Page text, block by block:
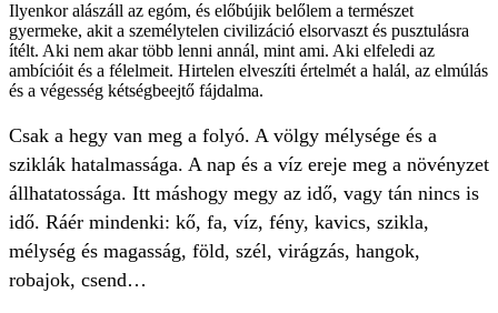
Ilyenkor alászáll az egóm, és előbújik belőlem a természet
gyermeke, akit a személytelen civilizáció elsorvaszt és pusztulásra
ítélt. Aki nem akar több lenni annál, mint ami. Aki elfeledi az
ambícióit és a félelmeit. Hirtelen elveszíti értelmét a halál, az elmúlás
és a végesség kétségbeejtő fájdalma.
Csak a hegy van meg a folyó. A völgy mélysége és a
sziklák hatalmassága. A nap és a víz ereje meg a növényzet
állhatatossága. Itt máshogy megy az idő, vagy tán nincs is
idő. Ráér mindenki: kő, fa, víz, fény, kavics, szikla,
mélység és magasság, föld, szél, virágzás, hangok,
robajok, csend…